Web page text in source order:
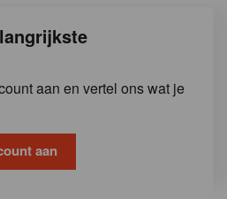
aan en vertel ons wat je
aan